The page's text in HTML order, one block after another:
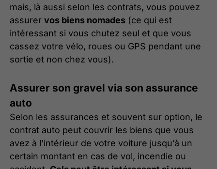
mais, là aussi selon les contrats, vous pouvez
assurer vos biens nomades (ce qui est
intéressant si vous chutez seul et que vous
cassez votre vélo, roues ou GPS pendant une
sortie et non chez vous).
Assurer son gravel via son assurance
auto
Selon les assurances et souvent sur option, le
contrat auto peut couvrir les biens que vous
avez à l’intérieur de votre voiture jusqu’à un
certain montant en cas de vol, incendie ou